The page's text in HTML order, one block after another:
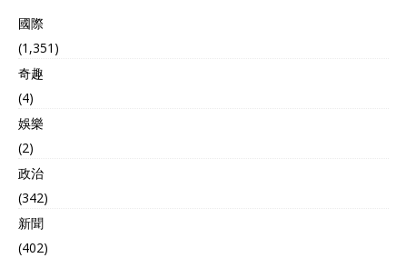
國際
(1,351)
奇趣
(4)
娛樂
(2)
政治
(342)
新聞
(402)